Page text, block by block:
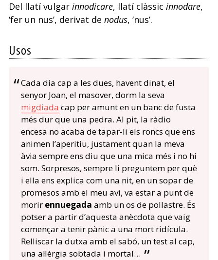
Del llatí vulgar innodicare, llatí clàssic innodare,
‘fer un nus’, derivat de nodus, ‘nus’.
Usos
Cada dia cap a les dues, havent dinat, el
senyor Joan, el masover, dorm la seva
migdiada cap per amunt en un banc de fusta
més dur que una pedra. Al pit, la ràdio
encesa no acaba de tapar-li els roncs que ens
animen l’aperitiu, justament quan la meva
àvia sempre ens diu que una mica més i no hi
som. Sorpresos, sempre li preguntem per què
i ella ens explica com una nit, en un sopar de
promesos amb el meu avi, va estar a punt de
morir ennuegada amb un os de pollastre. És
potser a partir d’aquesta anècdota que vaig
començar a tenir pànic a una mort ridícula.
Relliscar la dutxa amb el sabó, un test al cap,
una al·lèrgia sobtada i mortal…